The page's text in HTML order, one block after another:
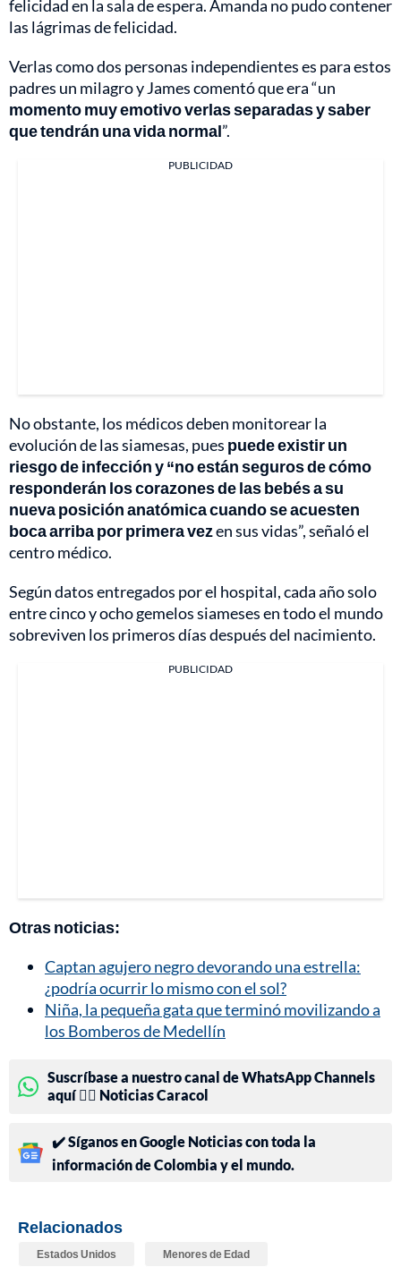
felicidad en la sala de espera. Amanda no pudo contener
las lágrimas de felicidad.
Verlas como dos personas independientes es para estos
padres un milagro y James comentó que era “un
momento muy emotivo verlas separadas y saber
que tendrán una vida normal”.
PUBLICIDAD
No obstante, los médicos deben monitorear la
evolución de las siamesas, pues puede existir un
riesgo de infección y “no están seguros de cómo
responderán los corazones de las bebés a su
nueva posición anatómica cuando se acuesten
boca arriba por primera vezen sus vidas”, señaló el
centro médico.
Según datos entregados por el hospital, cada año solo
entre cinco y ocho gemelos siameses en todo el mundo
sobreviven los primeros días después del nacimiento.
PUBLICIDAD
Otras noticias:
Captan agujero negro devorando una estrella:
¿podría ocurrir lo mismo con el sol?
Niña, la pequeña gata que terminó movilizando a
los Bomberos de Medellín
Suscríbase a nuestro canal de WhatsApp Channels
aquí 👉🏻 Noticias Caracol
✔️ Síganos en Google Noticias con toda la
información de Colombia y el mundo.
Relacionados
Estados Unidos Menores de Edad